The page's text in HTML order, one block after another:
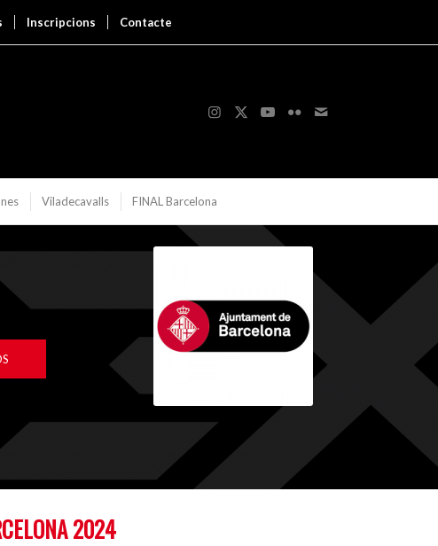
Inscripcions Contacte
Viladecavalls FINAL Barcelona
2024